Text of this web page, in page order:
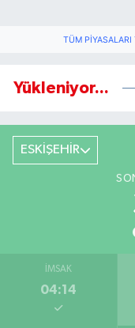
TÜM PIYASALARI
Yükleniyor...
ESKİŞEHİR
İMSAK
04:14